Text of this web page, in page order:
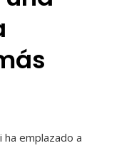
ha emplazado a